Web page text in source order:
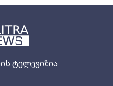
ტელევიზია